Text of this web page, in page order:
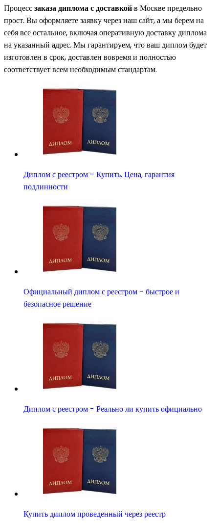
Процессзаказа диплома с доставкойв Москве предельно
прост. Вы оформляете заявку через наш сайт, а мы берем на
себя все остальное, включая оперативную доставку диплома
на указанный адрес. Мы гарантируем, что ваш диплом будет
изготовлен в срок, доставлен вовремя и полностью
соответствует всем необходимым стандартам.
Диплом с реестром - Купить. Цена, гарантия
подлинности
Официальный диплом с реестром - быстрое и
безопасное решение
Диплом с реестром - Реально ли купить официально
Купить диплом проведенный через реестр